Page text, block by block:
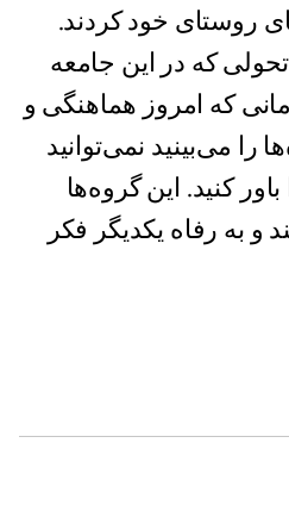
روستای خود کردند.
که در این جامعه
که امروز هماهنگی و
را می‌بینید نمی‌توانید
کنید. این گروه‌ها
و به رفاه یکدیگر فکر